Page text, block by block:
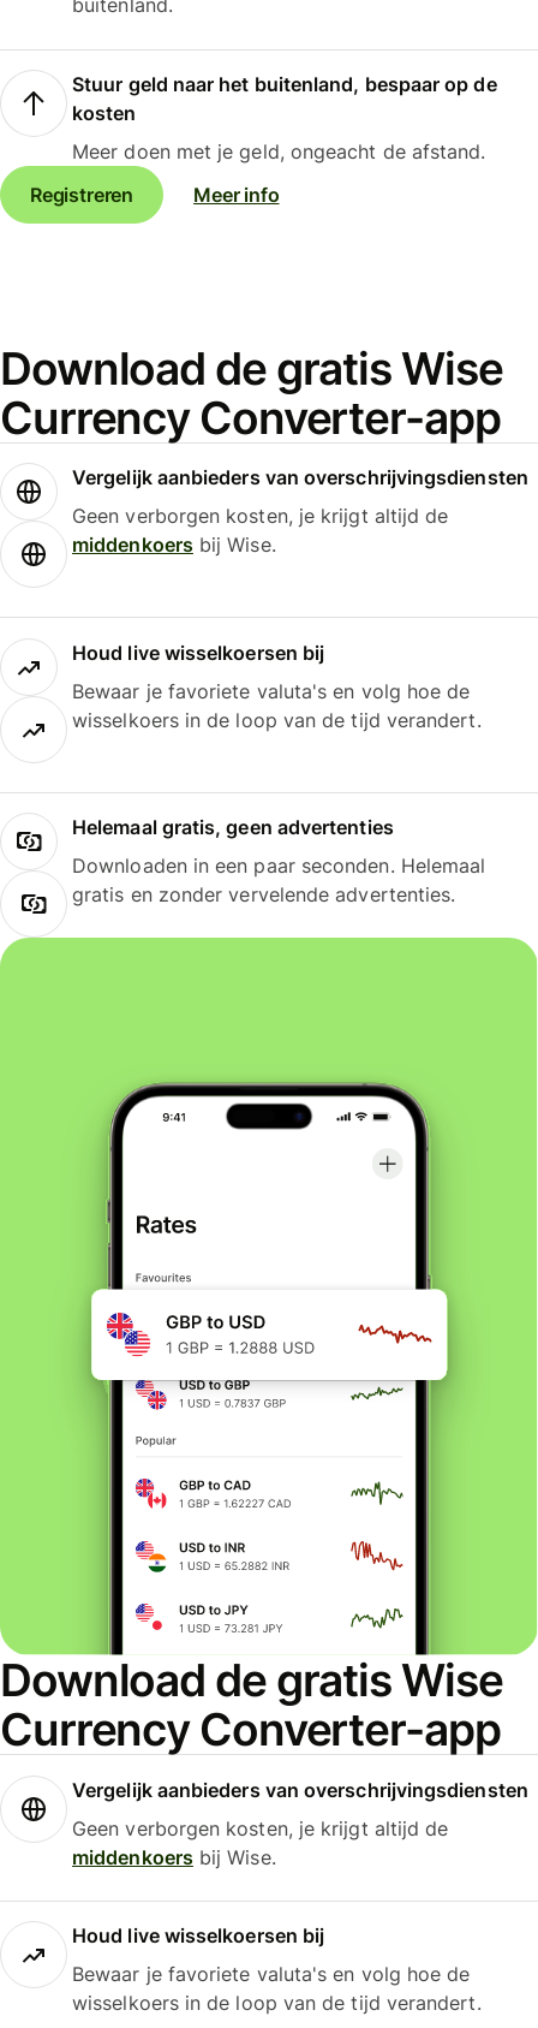
buitenland.
Stuur geld naar het buitenland, bespaar op de
kosten
Meer doen met je geld, ongeacht de afstand.
Registreren
Meer info
Download de gratis Wise
Currency Converter-app
Vergelijk aanbieders van overschrijvingsdiensten
Geen verborgen kosten, je krijgt altijd de
middenkoersbij Wise.
Houd live wisselkoersen bij
Bewaar je favoriete valuta's en volg hoe de
wisselkoers in de loop van de tijd verandert.
Helemaal gratis, geen advertenties
Downloaden in een paar seconden. Helemaal
gratis en zonder vervelende advertenties.
Download de gratis Wise
Currency Converter-app
Vergelijk aanbieders van overschrijvingsdiensten
Geen verborgen kosten, je krijgt altijd de
middenkoersbij Wise.
Houd live wisselkoersen bij
Bewaar je favoriete valuta's en volg hoe de
wisselkoers in de loop van de tijd verandert.